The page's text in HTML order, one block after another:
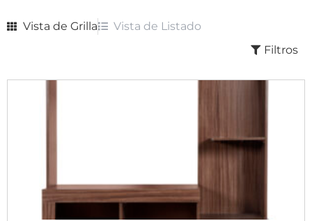
Vista de Grilla
Vista de Listado
Filtros